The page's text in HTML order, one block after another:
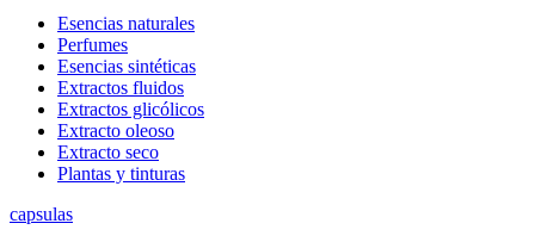
Esencias naturales
Perfumes
Esencias sintéticas
Extractos fluidos
Extractos glicólicos
Extracto oleoso
Extracto seco
Plantas y tinturas
capsulas